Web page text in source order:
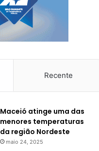
Recente
Maceió atinge uma das
menores temperaturas
da região Nordeste
maio 24, 2025